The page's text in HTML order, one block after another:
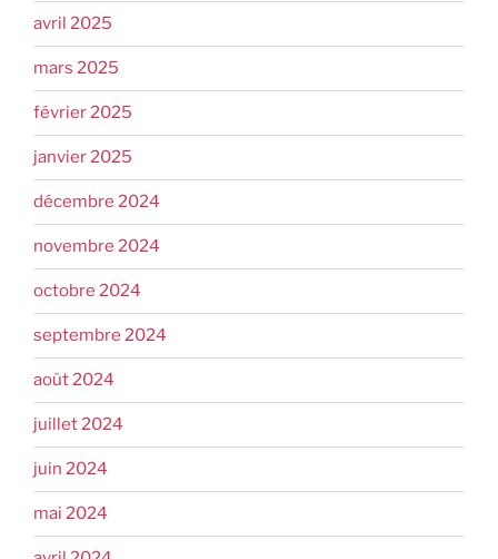
avril 2025
mars 2025
février 2025
janvier 2025
décembre 2024
novembre 2024
octobre 2024
septembre 2024
août 2024
juillet 2024
juin 2024
mai 2024